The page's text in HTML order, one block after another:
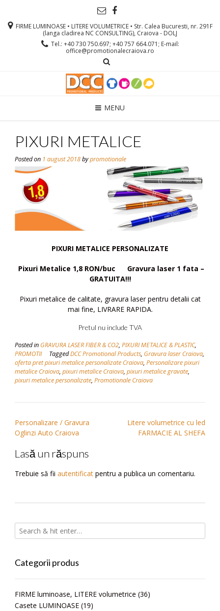
FIRME LUMINOASE • LITERE VOLUMETRICE • Str. Calea Bucuresti, nr. 291F
(langa cladirea NC CONSULTING), Craiova - DOLJ
Tel.: +40 730 750.697; +40 757 664.071; E-mail:
office@promotionalecraiova.ro
MENU
PIXURI METALICE
Posted on 1 august 2018bypromotionale
PIXURI METALICE PERSONALIZATE
Pixuri Metalice 1,8 RON/buc Gravura laser 1 fata –
GRATUITA!!!
Pixuri metalice de calitate, gravura laser pentru detalii cat
mai fine, LIVRARE RAPIDA.
Pretul nu include TVA
Posted in GRAVURA LASER FIBER & CO2, PIXURI METALICE & PLASTIC,
PROMOTII
TaggedDCC Promotional Products, Gravura laser Craiova,
oferta pret pixuri metalice personalizate Craiova, Personalizare pixuri
metalice Craiova, pixuri metalice Craiova, pixuri metalice gravate,
pixuri metalice personalizate, Promotionale Craiova
Navigare
în
articole
Personalizare / Gravura
Oglinzi Auto Craiova
Litere volumetrice cu led
FARMACIE AL SHEFA
Lasă un răspuns
Trebuie să fii autentificat pentru a publica un comentariu.
Categorii produs
FIRME luminoase, LITERE volumetrice (36)
Casete LUMINOASE (19)